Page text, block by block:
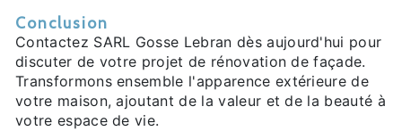
Conclusion
Contactez SARL Gosse Lebran dès aujourd'hui pour
discuter de votre projet de rénovation de façade.
Transformons ensemble l'apparence extérieure de
votre maison, ajoutant de la valeur et de la beauté à
votre espace de vie.